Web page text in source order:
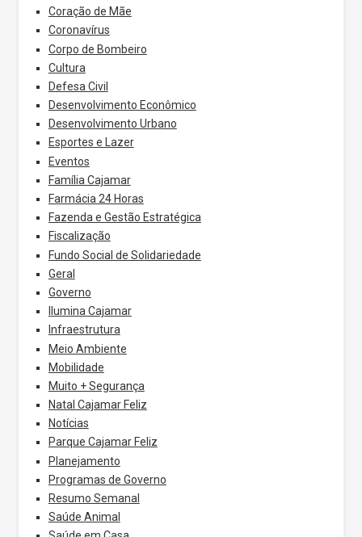
Coração de Mãe
Coronavírus
Corpo de Bombeiro
Cultura
Defesa Civil
Desenvolvimento Econômico
Desenvolvimento Urbano
Esportes e Lazer
Eventos
Família Cajamar
Farmácia 24 Horas
Fazenda e Gestão Estratégica
Fiscalização
Fundo Social de Solidariedade
Geral
Governo
Ilumina Cajamar
Infraestrutura
Meio Ambiente
Mobilidade
Muito + Segurança
Natal Cajamar Feliz
Notícias
Parque Cajamar Feliz
Planejamento
Programas de Governo
Resumo Semanal
Saúde Animal